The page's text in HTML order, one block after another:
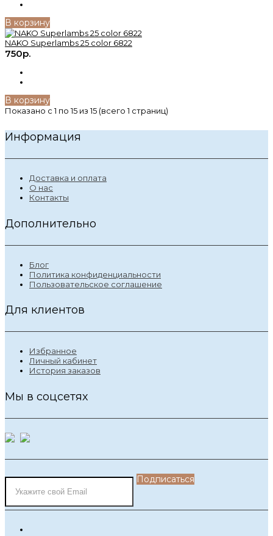
В корзину
NAKO Superlambs 25 color 6822
750р.
В корзину
Показано с 1 по 15 из 15 (всего 1 страниц)
Информация
Доставка и оплата
О нас
Контакты
Дополнительно
Блог
Политика конфиденциальности
Пользовательское соглашение
Для клиентов
Избранное
Личный кабинет
История заказов
Мы в соцсетях
Подписаться